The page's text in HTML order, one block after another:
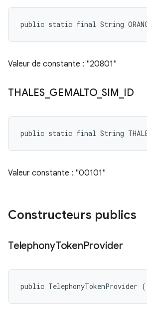
public static final String
Valeur de constante : "20801"
THALES_ GEMALTO_SIM ID
public static final String
Valeur constante : "00101"
Constructeurs publics
TelephonyTokenProvider
public TelephonyTokenProvider